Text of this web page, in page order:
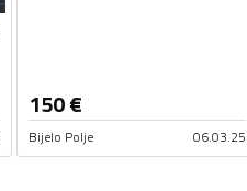
150€
Bijelo Polje 06.03.25